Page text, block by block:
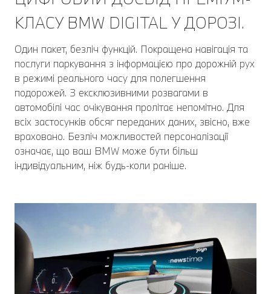
КЛАСУ BMW DIGITAL У ДОРОЗІ.
Один пакет, безліч функцій. Покращена навігація та
послуги паркування з інформацією про дорожній рух
в режимі реального часу для полегшення
подорожей. З ексклюзивними розвагами в
автомобілі час очікування пролітає непомітно. Для
всіх застосунків обсяг переданих даних, звісно, вже
враховано. Безліч можливостей персоналізації
означає, що ваш BMW може бути більш
індивідуальним, ніж будь-коли раніше.